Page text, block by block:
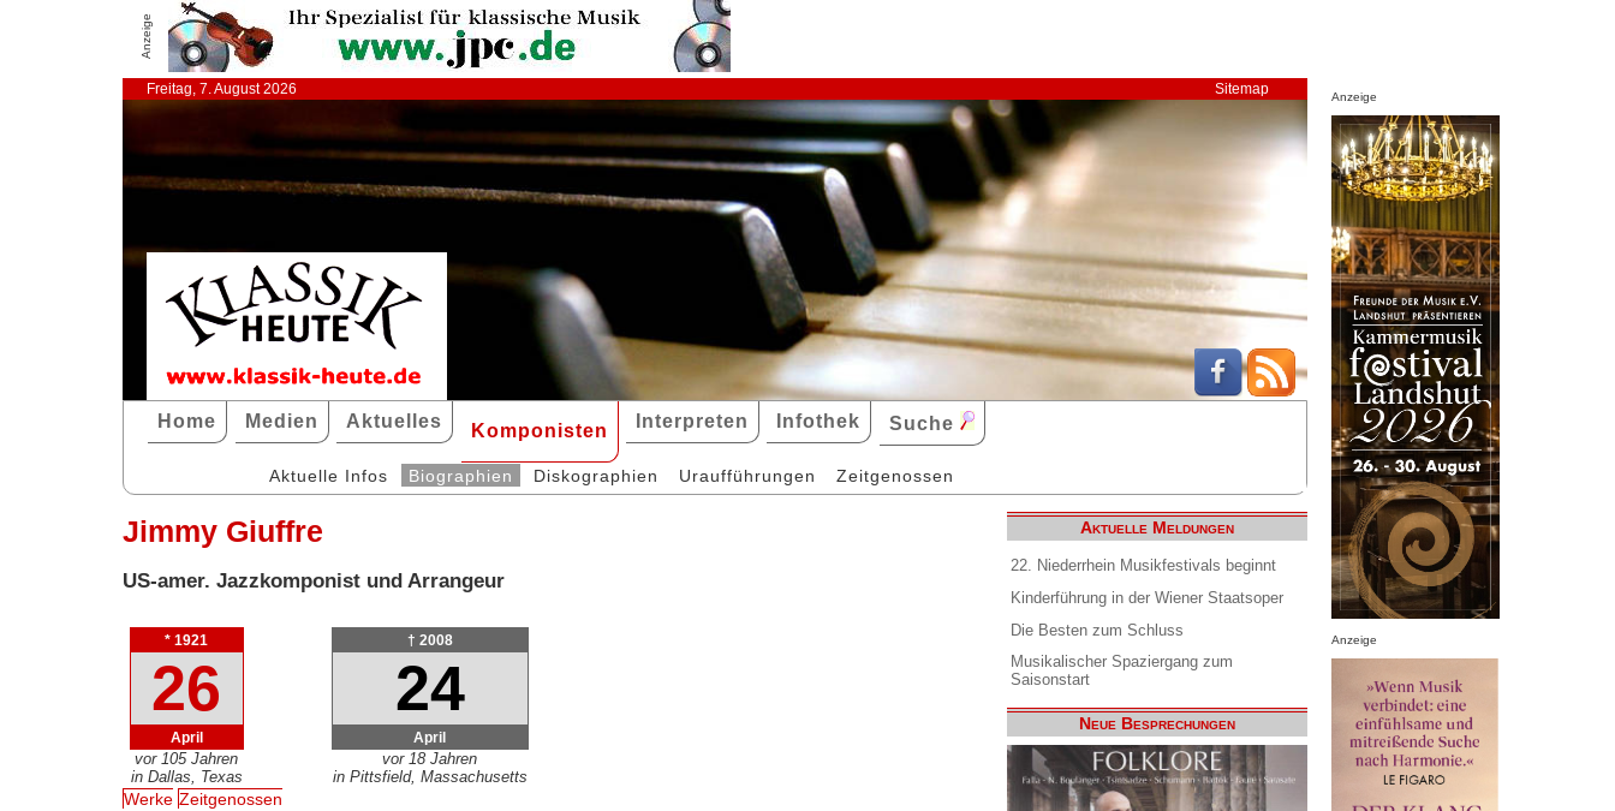
Anzeige
Freitag, 7. August 2026 Sitemap
Home Medien Aktuelles Komponisten Interpreten Infothek Suche
Aktuelle Infos Biographien Diskographien Uraufführungen Zeitgenossen
Jimmy Giuffre
US-amer. Jazzkomponist und Arrangeur
* 1921
26
April
vor 105 Jahren
in Dallas, Texas
† 2008
24
April
vor 18 Jahren
in Pittsfield, Massachusetts
Werke Zeitgenossen
Aktuelle Meldungen
22. Niederrhein Musikfestivals beginnt
Kinderführung in der Wiener Staatsoper
Die Besten zum Schluss
Musikalischer Spaziergang zum
Saisonstart
Neue Besprechungen
Anzeige
Anzeige